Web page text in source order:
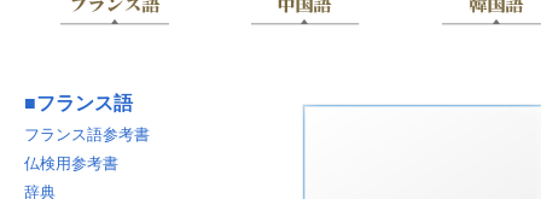
■フランス語
フランス語参考書
仏検用参考書
辞典